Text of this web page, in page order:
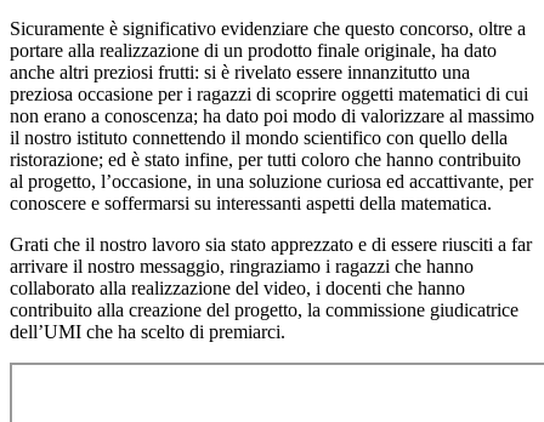
Sicuramente è significativo evidenziare che questo concorso, oltre a
portare alla realizzazione di un prodotto finale originale, ha dato
anche altri preziosi frutti: si è rivelato essere innanzitutto una
preziosa occasione per i ragazzi di scoprire oggetti matematici di cui
non erano a conoscenza; ha dato poi modo di valorizzare al massimo
il nostro istituto connettendo il mondo scientifico con quello della
ristorazione; ed è stato infine, per tutti coloro che hanno contribuito
al progetto, l’occasione, in una soluzione curiosa ed accattivante, per
conoscere e soffermarsi su interessanti aspetti della matematica.
Grati che il nostro lavoro sia stato apprezzato e di essere riusciti a far
arrivare il nostro messaggio, ringraziamo i ragazzi che hanno
collaborato alla realizzazione del video, i docenti che hanno
contribuito alla creazione del progetto, la commissione giudicatrice
dell’UMI che ha scelto di premiarci.